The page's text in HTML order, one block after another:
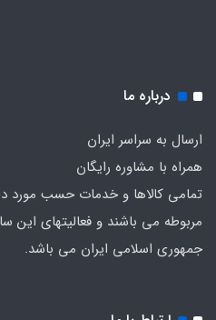
درباره ما
ارسال به سراسر ایران
همراه با مشاوره رایگان
تمامی کالاها و خدمات حسب مورد
مربوطه می باشند و فعالیتهای این
جمهوری اسلامی ایران می باشد.